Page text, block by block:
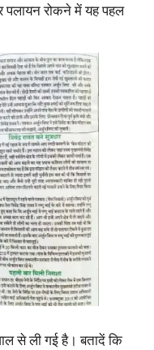
पलायन रोकने में यह पहल
से ली गई है। बतादें कि